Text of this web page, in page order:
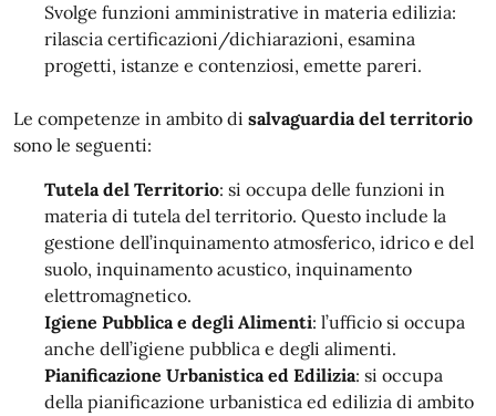
Svolge funzioni amministrative in materia edilizia:
rilascia certificazioni/dichiarazioni, esamina
progetti, istanze e contenziosi, emette pareri.
Le competenze in ambito di salvaguardia del territorio
sono le seguenti:
Tutela del Territorio: si occupa delle funzioni in
materia di tutela del territorio. Questo include la
gestione dell’inquinamento atmosferico, idrico e del
suolo, inquinamento acustico, inquinamento
elettromagnetico.
Igiene Pubblica e degli Alimenti: l’ufficio si occupa
anche dell’igiene pubblica e degli alimenti.
Pianificazione Urbanistica ed Edilizia: si occupa
della pianificazione urbanistica ed edilizia di ambito